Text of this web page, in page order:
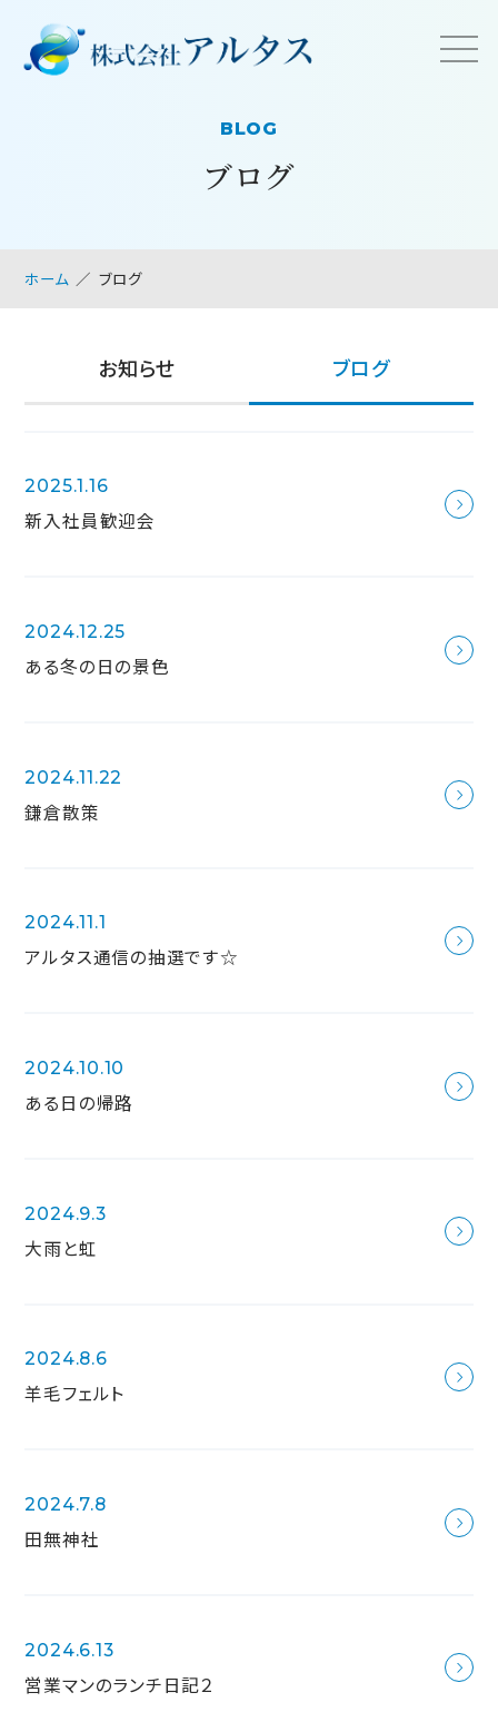
BLOG
ブログ
ホーム ブログ
お知らせ ブログ
2025.1.16
新入社員歓迎会
2024.12.25
ある冬の日の景色
2024.11.22
鎌倉散策
2024.11.1
アルタス通信の抽選です☆
2024.10.10
ある日の帰路
2024.9.3
大雨と虹
2024.8.6
羊毛フェルト
2024.7.8
田無神社
2024.6.13
営業マンのランチ日記２